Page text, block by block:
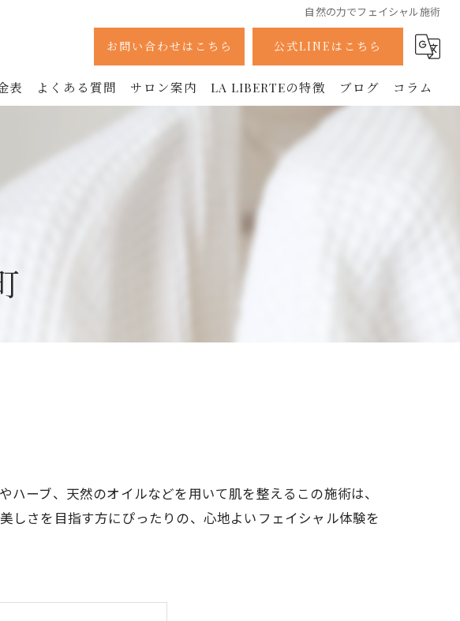
自然の力でフェイシャル施術
お問い合わせはこちら 公式LINEはこちら
表
ディ
鍼 (60分)
よくある質問 サロン案内 LA LIBERTEの特徴
フェイシャル
ブログ コラム
ーブ、天然のオイルなどを用いて肌を整えるこの施術は、
しさを目指す方にぴったりの、心地よいフェイシャル体験を